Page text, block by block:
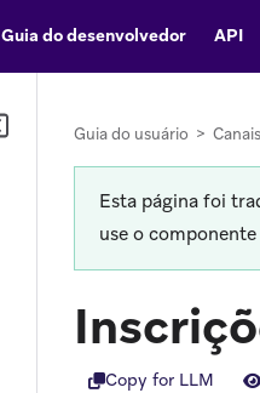
Guia do desenvolvedor API
Guia do usuário > Canais
Esta página foi
use o
Copy for LLM